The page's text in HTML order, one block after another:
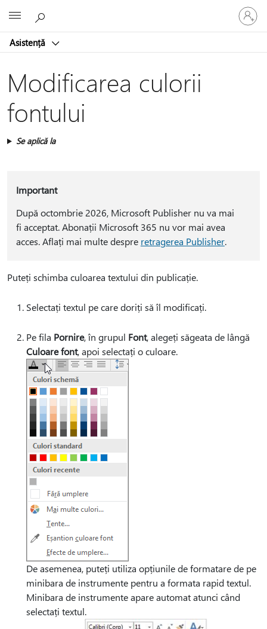
Asistență
vă
la
dvs.
Modificarea culorii
fontului
Se aplică la
Important
După octombrie 2026, Microsoft Publisher nu va mai
fi acceptat. Abonații Microsoft 365 nu vor mai avea
acces. Aflați mai multe despre retragerea Publisher.
Puteți schimba culoarea textului din publicație.
Selectați textul pe care doriți să îl modificați.
Pe fila Pornire, în grupul Font, alegeți săgeata de lângă
Culoare font, apoi selectați o culoare.
De asemenea, puteți utiliza opțiunile de formatare de pe
minibara de instrumente pentru a formata rapid textul.
Minibara de instrumente apare automat atunci când
selectați textul.